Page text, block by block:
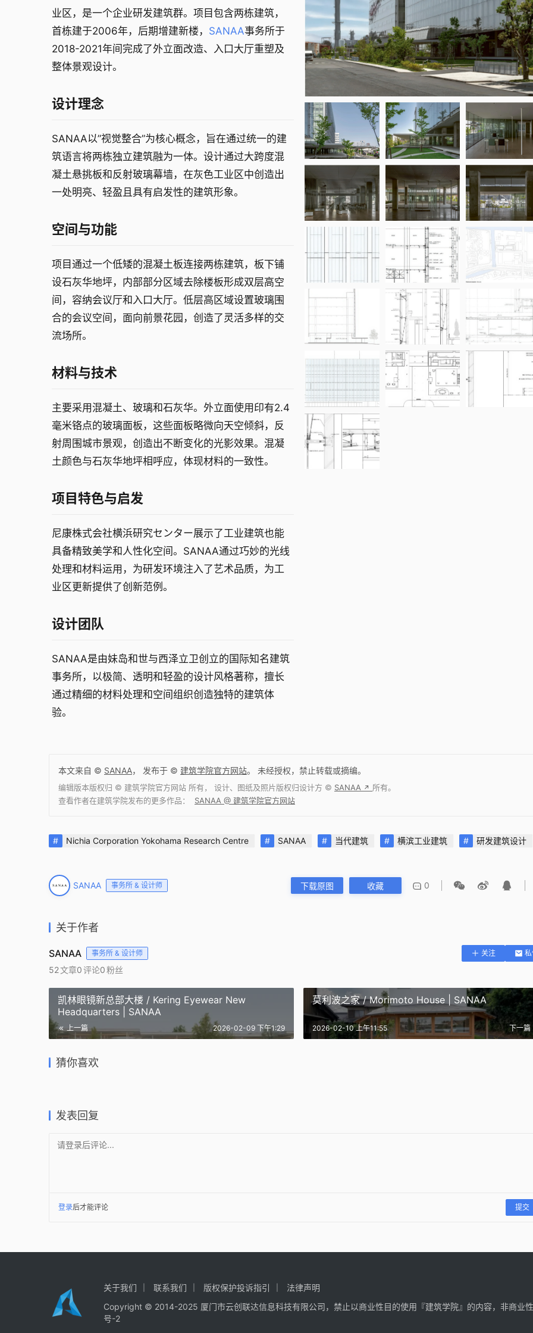
业区，是一个企业研发建筑群。项目包含两栋建筑，
首栋建于2006年，后期增建新楼， SANAA事务所于
2018-2021年间完成了外立面改造、入口大厅重塑及
整体景观设计。
设计理念
SANAA以”视觉整合”为核心概念，旨在通过统一的建
筑语言将两栋独立建筑融为一体。设计通过大跨度混
凝土悬挑板和反射玻璃幕墙，在灰色工业区中创造出
一处明亮、轻盈且具有启发性的建筑形象。
空间与功能
项目通过一个低矮的混凝土板连接两栋建筑，板下铺
设石灰华地坪，内部部分区域去除楼板形成双层高空
间，容纳会议厅和入口大厅。低层高区域设置玻璃围
合的会议空间，面向前景花园，创造了灵活多样的交
流场所。
材料与技术
主要采用混凝土、玻璃和石灰华。外立面使用印有2.4
毫米铬点的玻璃面板，这些面板略微向天空倾斜，反
射周围城市景观，创造出不断变化的光影效果。混凝
土颜色与石灰华地坪相呼应，体现材料的一致性。
项目特色与启发
尼康株式会社横浜研究センター展示了工业建筑也能
具备精致美学和人性化空间。SANAA通过巧妙的光线
处理和材料运用，为研发环境注入了艺术品质，为工
业区更新提供了创新范例。
设计团队
SANAA是由妹岛和世与西泽立卫创立的国际知名建筑
事务所，以极简、透明和轻盈的设计风格著称，擅长
通过精细的材料处理和空间组织创造独特的建筑体
验。
本文来自 © SANAA， 发布于 © 建筑学院官方网站。 未经授权，禁止转载或摘编。
编辑版本版权归 © 建筑学院官方网站 所有， 设计、图纸及照片版权归设计方 © SANAA ↗ 所有。
查看作者在建筑学院发布的更多作品： SANAA @ 建筑学院官方网站
Nichia Corporation Yokohama Research Centre SANAA 当代建筑 横滨工业建筑 研发建筑设计
SANAA 事务所 & 设计师 下载原图 收藏 0
关于作者
SANAA 事务所 & 设计师 关注
52文章0评论0粉丝
凯林眼镜新总部大楼 / Kering Eyewear New
Headquarters | SANAA
上一篇 2026-02-09 下午1:29
莫利波之家 / Morimoto House | SANAA
下一篇
2026-02-10 上午11:55
猜你喜欢
阿尔梅勒湖上剧院与文化中心 |
设计
克罗洛克图书馆 / De Krook
Amphitheatre and Museum |
发表回复
请登录后评论...
登录后才能评论 提交
关于我们 联系我们 版权保护投诉指引
法律声明
Copyright © 2014-2025 厦门市云创联达信息科技有限公司，禁止以商业性目的使用『建筑学院』的内容，非商业
号-2